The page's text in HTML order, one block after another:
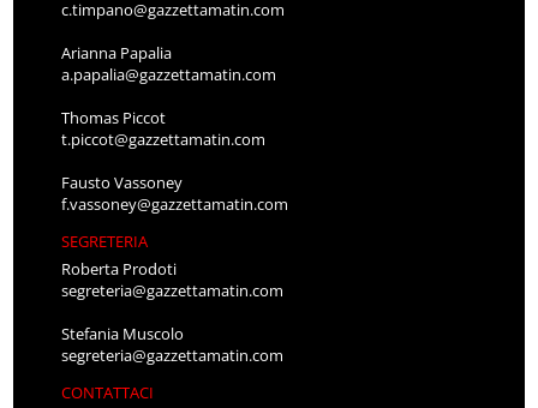
c.timpano@gazzettamatin.com
Arianna Papalia
a.papalia@gazzettamatin.com
Thomas Piccot
t.piccot@gazzettamatin.com
Fausto Vassoney
f.vassoney@gazzettamatin.com
SEGRETERIA
Roberta Prodoti
segreteria@gazzettamatin.com
Stefania Muscolo
segreteria@gazzettamatin.com
CONTATTACI